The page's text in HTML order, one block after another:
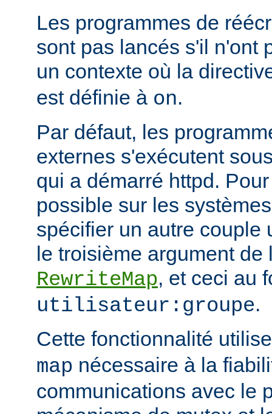
Les programmes de
sont pas lancés s'il n'ont
un contexte où la
est définie à on.
Par défaut, les
externes s'exécutent
qui a démarré httpd.
possible sur les
spécifier un autre couple
le troisième argument de
RewriteMap, et ceci au
utilisateur:groupe.
Cette fonctionnalité
map nécessaire à la
communications avec le